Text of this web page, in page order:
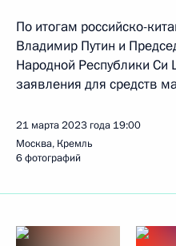
По итогам российско-
Владимир Путин и
Народной Республики Си
заявления для средств
21 марта 2023 года 19:00
Москва, Кремль
6 фотографий